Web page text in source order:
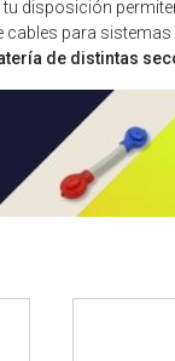
disposición
cables para sistemas
de distintas